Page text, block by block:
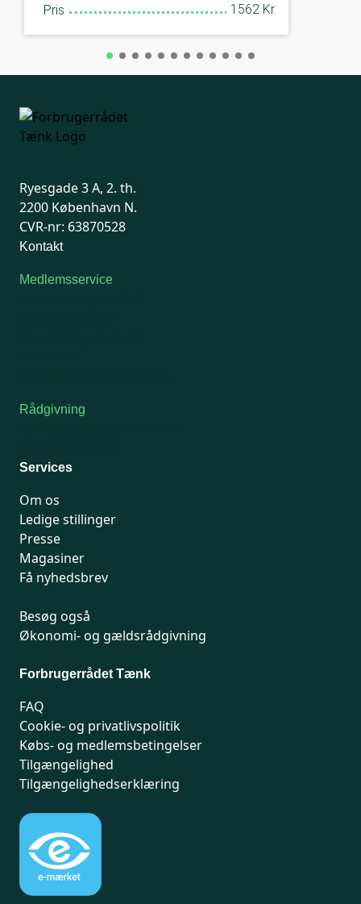
Pris 1562 Kr.
Ryesgade 3 A, 2. th.
2200 København N.
CVR-nr: 63870528
Kontakt
Medlemsservice
Rådgivning
Services
Om os
Ledige stillinger
Presse
Magasiner
Få nyhedsbrev
Besøg også
Økonomi- og gældsrådgivning
Forbrugerrådet Tænk
FAQ
Cookie- og privatlivspolitik
Købs- og medlemsbetingelser
Tilgængelighed
Tilgængelighedserklæring